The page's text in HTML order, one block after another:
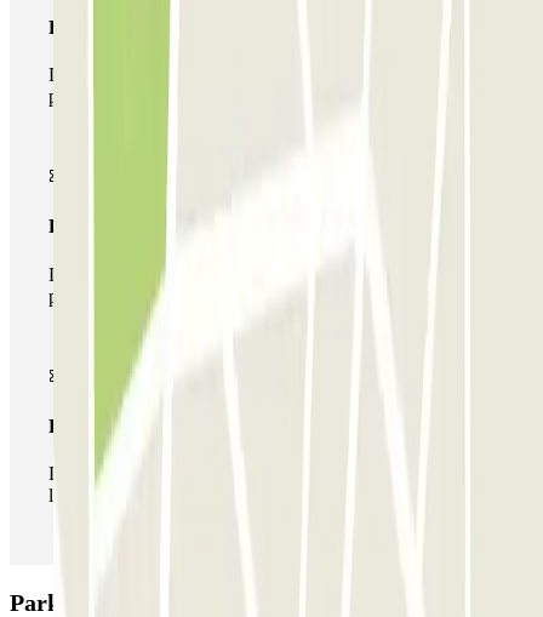
Pase básico
Durante tu estancia podrás entrar y salir una única vez al
parking
Pase multiparking
Durante tu estancia podrás hacer uso de toda la red de
parkings de este operador disponibles en Parclick.
Pase ilimitado
Durante tu estancia podrás entrar y salir del parking todas
las veces que quieras.
Parking T2 AENA Aeropuerto Barcelona-El Prat: